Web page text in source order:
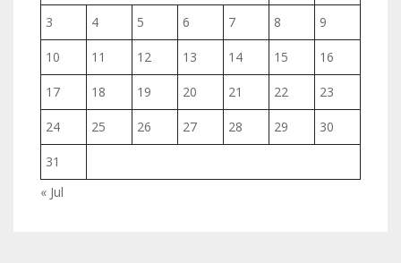
3 4 5 6 7 8 9
10 11 12 13 14 15 16
17 18 19 20 21 22 23
24 25 26 27 28 29 30
31
« Jul